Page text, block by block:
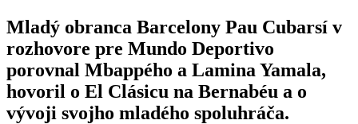
Mladý obranca Barcelony Pau Cubarsí v
rozhovore pre Mundo Deportivo
porovnal Mbappého a Lamina Yamala,
hovoril o El Clásicu na Bernabéu a o
vývoji svojho mladého spoluhráča.